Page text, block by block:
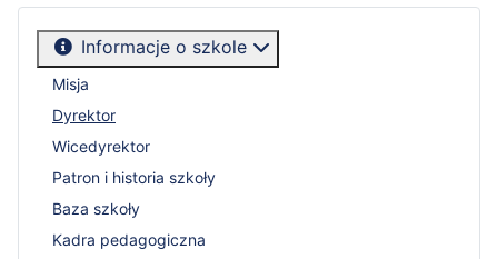
Informacje o szkole
Misja
Dyrektor
Wicedyrektor
Patron i historia szkoły
Baza szkoły
Kadra pedagogiczna